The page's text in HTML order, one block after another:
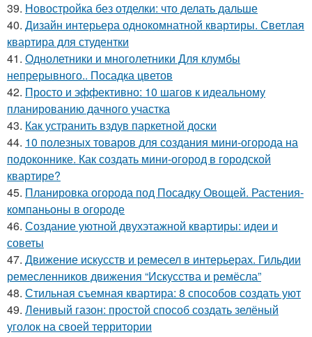
39. Новостройка без отделки: что делать дальше
40. Дизайн интерьера однокомнатной квартиры. Светлая
квартира для студентки
41. Однолетники и многолетники Для клумбы
непрерывного.. Посадка цветов
42. Просто и эффективно: 10 шагов к идеальному
планированию дачного участка
43. Как устранить вздув паркетной доски
44. 10 полезных товаров для создания мини-огорода на
подоконнике. Как создать мини-огород в городской
квартире?
45. Планировка огорода под Посадку Овощей. Растения-
компаньоны в огороде
46. Создание уютной двухэтажной квартиры: идеи и
советы
47. Движение искусств и ремесел в интерьерах. Гильдии
ремесленников движения “Искусства и ремёсла”
48. Стильная съемная квартира: 8 способов создать уют
49. Ленивый газон: простой способ создать зелёный
уголок на своей территории